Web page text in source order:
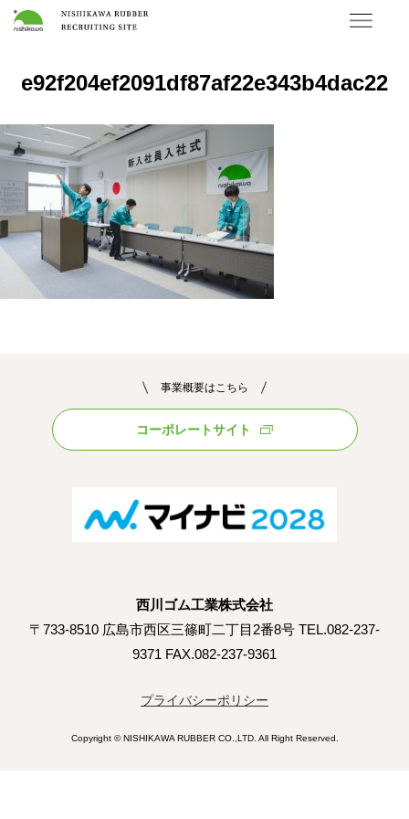
e92f204ef2091df87af22e343b4dac22
事業概要はこちら
コーポレートサイト
西川ゴム工業株式会社
〒733-8510 広島市西区三篠町二丁目2番8号 TEL.082-237-
9371 FAX.082-237-9361
プライバシーポリシー
Copyright © NISHIKAWA RUBBER CO.,LTD. All Right Reserved.